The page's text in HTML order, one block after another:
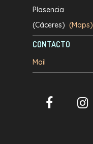
Plasencia
(Cáceres)(Maps)
CONTACTO
Mail